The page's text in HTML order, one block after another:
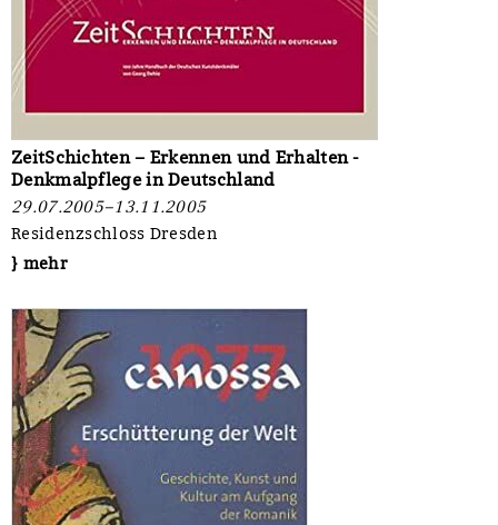
ZeitSchichten – Erkennen und Erhalten -
Denkmalpflege in Deutschland
29.07.2005–13.11.2005
Residenzschloss Dresden
} mehr